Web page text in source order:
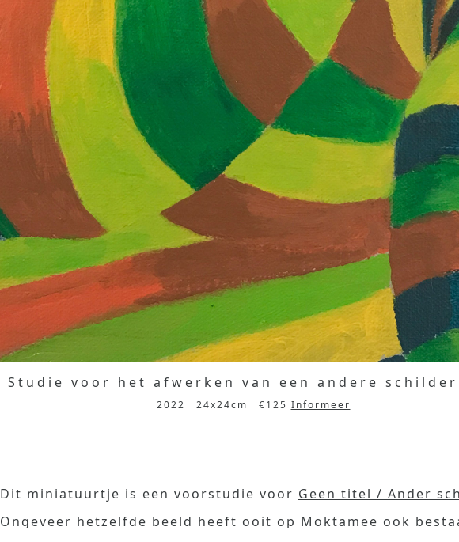
Studie voor het afwerken van een andere
2022 24x24cm €125 Informeer
Dit miniatuurtje is een voorstudie voor Geen titel / Ander
Ongeveer hetzelfde beeld heeft ooit op Moktamee ook